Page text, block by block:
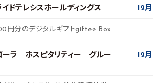
イドテレシスホールディングス 12月
円分のデジタルギフトgiftee Box
ーラ ホスピタリティー グルー
12月